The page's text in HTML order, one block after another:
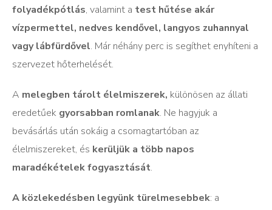
folyadékpótlás, valamint a test hűtése akár
vízpermettel, nedves kendővel, langyos zuhannyal
vagy lábfürdővel. Már néhány perc is segíthet enyhíteni a
szervezet hőterhelését.
A melegben tárolt élelmiszerek, különösen az állati
eredetűek gyorsabban romlanak. Ne hagyjuk a
bevásárlás után sokáig a csomagtartóban az
élelmiszereket, és kerüljük a több napos
maradékételek fogyasztását.
A közlekedésben legyünk türelmesebbek: a